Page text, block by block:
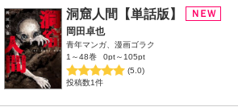
洞窟人間【単話版】
岡田卓也
青年マンガ、漫画ゴラク
1～48巻
0pt～105pt
(5.0)
投稿数1件